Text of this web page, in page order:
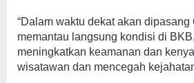
“Dalam waktu dekat akan
memantau langsung kondisi di
meningkatkan keamanan dan
wisatawan dan mencegah